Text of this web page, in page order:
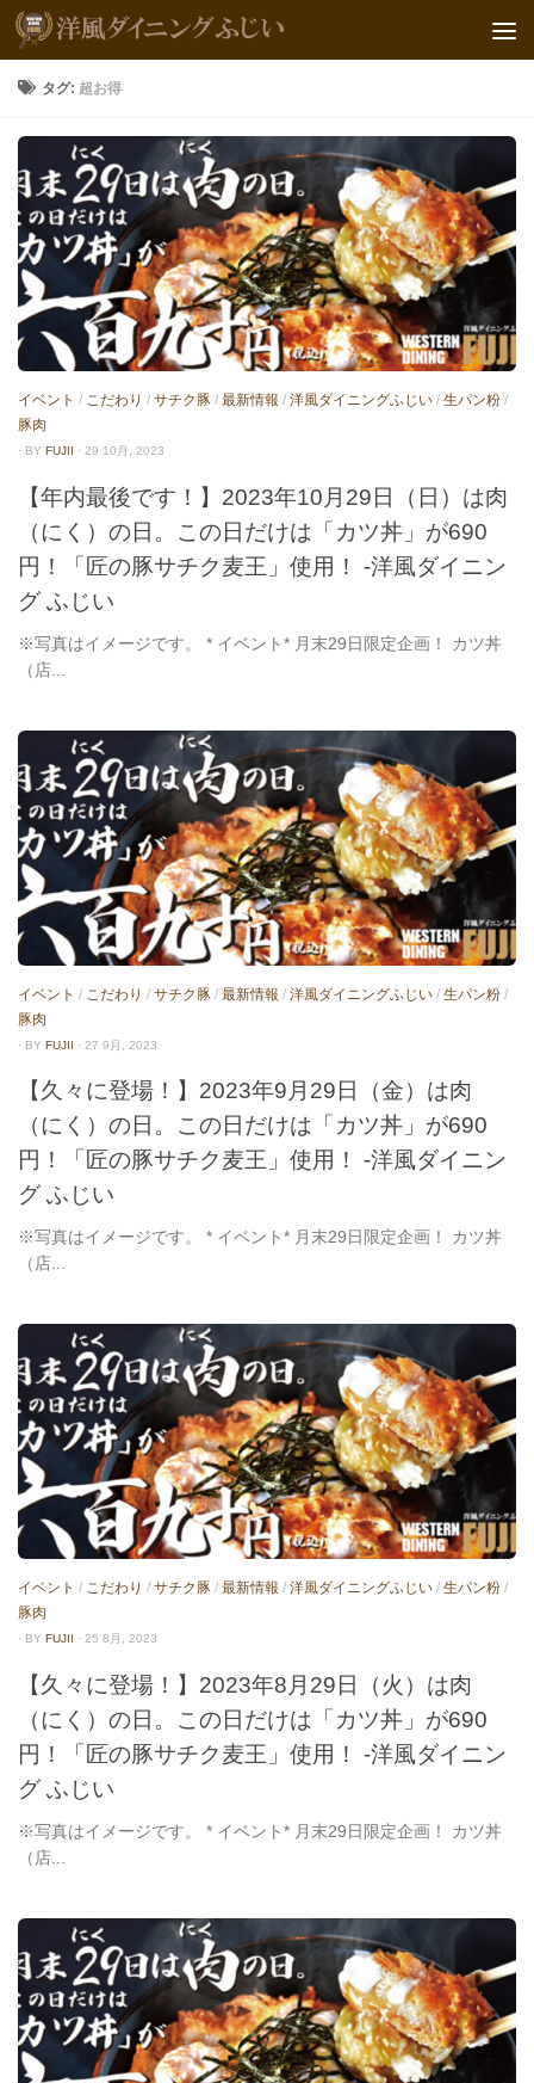
タグ: 超お得
イベント / こだわり / サチク豚 / 最新情報 / 洋風ダイニングふじい / 生パン粉 /
豚肉
· BY FUJII · 29 10月, 2023
【年内最後です！】2023年10月29日（日）は肉
（にく）の日。この日だけは「カツ丼」が690
円！「匠の豚サチク麦王」使用！ -洋風ダイニン
グ ふじい
※写真はイメージです。 * イベント* 月末29日限定企画！ カツ丼
（店...
イベント / こだわり / サチク豚 / 最新情報 / 洋風ダイニングふじい / 生パン粉 /
豚肉
· BY FUJII · 27 9月, 2023
【久々に登場！】2023年9月29日（金）は肉
（にく）の日。この日だけは「カツ丼」が690
円！「匠の豚サチク麦王」使用！ -洋風ダイニン
グ ふじい
※写真はイメージです。 * イベント* 月末29日限定企画！ カツ丼
（店...
イベント / こだわり / サチク豚 / 最新情報 / 洋風ダイニングふじい / 生パン粉 /
豚肉
· BY FUJII · 25 8月, 2023
【久々に登場！】2023年8月29日（火）は肉
（にく）の日。この日だけは「カツ丼」が690
円！「匠の豚サチク麦王」使用！ -洋風ダイニン
グ ふじい
※写真はイメージです。 * イベント* 月末29日限定企画！ カツ丼
（店...